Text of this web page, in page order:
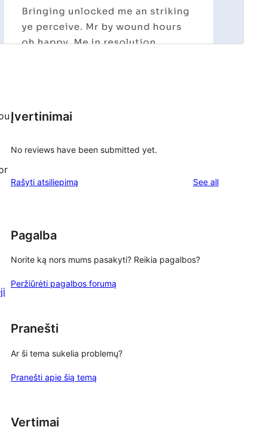
Įvertinimai
No reviews have been submitted yet.
Rašyti atsiliepimą See allreviews
Pagalba
Norite ką nors mums pasakyti? Reikia pagalbos?
Peržiūrėti pagalbos forumą
Pranešti
Ar ši tema sukelia problemų?
Pranešti apie šią temą
Vertimai